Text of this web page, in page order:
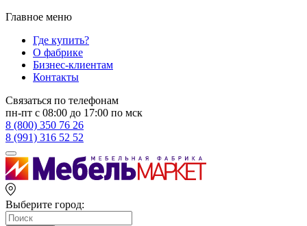
Главное меню
Где купить?
О фабрике
Бизнес-клиентам
Контакты
Связаться по телефонам
пн-пт с 08:00 до 17:00 по мск
8 (800) 350 76 26
8 (991) 316 52 52
Выберите город: